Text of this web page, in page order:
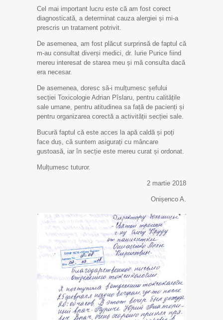
Cel mai important lucru este că am fost corect
diagnosticată, a determinat cauza alergiei și mi-a
prescris un tratament potrivit.
De asemenea, am fost plăcut surprinsă de faptul că
m-au consultat diverși medici, dr. Iurie Purice fiind
mereu interesat de starea meu și mă consulta dacă
era necesar.
De asemenea, doresc să-i mulțumesc șefului
secției Toxicologie Adrian Pîslaru, pentru calitățile
sale umane, pentru atitudinea sa față de pacienți și
pentru organizarea corectă a activității secției sale.
Bucură faptul că este acces la apă caldă și poți
face duș, că suntem asigurați cu mâncare
gustoasă, iar în secție este mereu curat și ordonat.
Mulțumesc tuturor.
2 martie 2018
Onișenco A.